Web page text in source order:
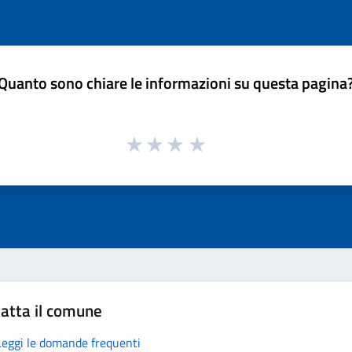
sono chiare le informazioni su questa
il comune
le domande frequenti